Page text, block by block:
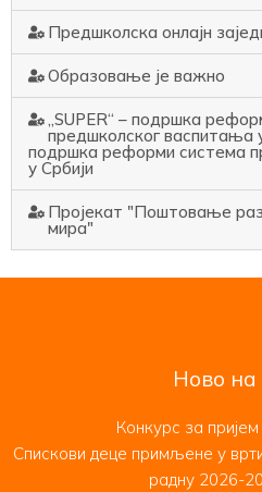
Предшколска онлајн
Образовање је важно
„SUPER“ – подршка
предшколског васпитања
подршка реформи система
у Србији
Пројекат "Поштовање
мира"
Ново на
Конкурс за
Спискови деце примљене у
радну 2026-